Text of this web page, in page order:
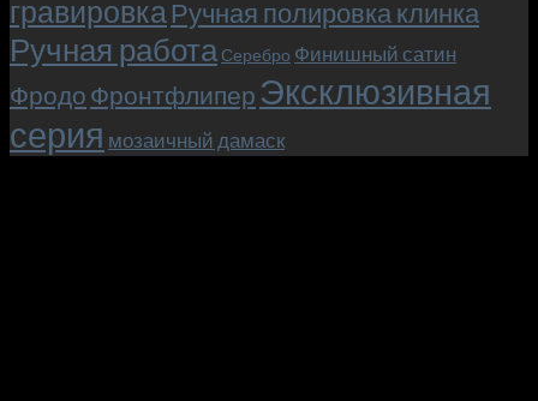
гравировкаРучная полировка клинка
Ручная работа Серебро Финишный сатин
Фродо Фронтфлипер Эксклюзивная
серия мозаичный дамаск